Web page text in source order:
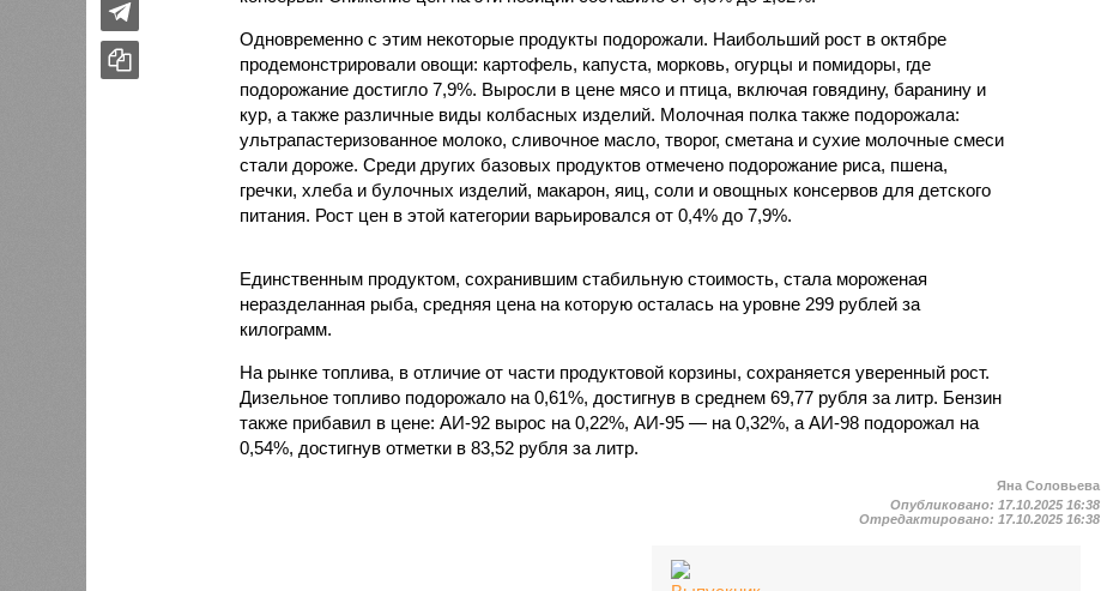
Одновременно с этим некоторые продукты подорожали. Наибольший рост в октябре
продемонстрировали овощи: картофель, капуста, морковь, огурцы и помидоры, где
подорожание достигло 7,9%. Выросли в цене мясо и птица, включая говядину, баранину и
кур, а также различные виды колбасных изделий. Молочная полка также подорожала:
ультрапастеризованное молоко, сливочное масло, творог, сметана и сухие молочные смеси
стали дороже. Среди других базовых продуктов отмечено подорожание риса, пшена,
гречки, хлеба и булочных изделий, макарон, яиц, соли и овощных консервов для детского
питания. Рост цен в этой категории варьировался от 0,4% до 7,9%.
Единственным продуктом, сохранившим стабильную стоимость, стала мороженая
неразделанная рыба, средняя цена на которую осталась на уровне 299 рублей за
килограмм.
На рынке топлива, в отличие от части продуктовой корзины, сохраняется уверенный рост.
Дизельное топливо подорожало на 0,61%, достигнув в среднем 69,77 рубля за литр. Бензин
также прибавил в цене: АИ-92 вырос на 0,22%, АИ-95 — на 0,32%, а АИ-98 подорожал на
0,54%, достигнув отметки в 83,52 рубля за литр.
Яна Соловьева
Опубликовано: 17.10.2025 16:38
Отредактировано: 17.10.2025 16:38